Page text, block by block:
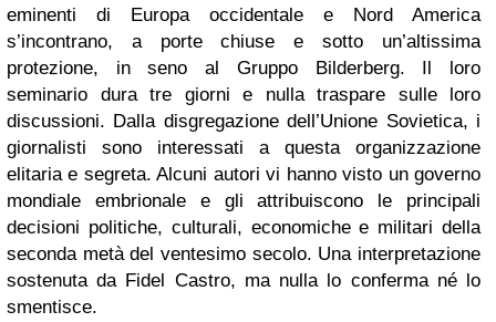
eminenti di Europa occidentale e Nord America
s’incontrano, a porte chiuse e sotto un’altissima
protezione, in seno al Gruppo Bilderberg. Il loro
seminario dura tre giorni e nulla traspare sulle loro
discussioni. Dalla disgregazione dell’Unione Sovietica, i
giornalisti sono interessati a questa organizzazione
elitaria e segreta. Alcuni autori vi hanno visto un governo
mondiale embrionale e gli attribuiscono le principali
decisioni politiche, culturali, economiche e militari della
seconda metà del ventesimo secolo. Una interpretazione
sostenuta da Fidel Castro, ma nulla lo conferma né lo
smentisce.